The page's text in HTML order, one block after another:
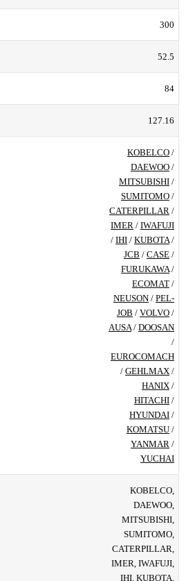
300
52.5
84
127.16
KOBELCO /
DAEWOO /
MITSUBISHI /
SUMITOMO /
CATERPILLAR /
IMER / IWAFUJI
/ IHI / KUBOTA/
JCB / CASE /
FURUKAWA/
ECOMAT /
NEUSON / PEL-
JOB / VOLVO /
AUSA/ DOOSAN
/
EUROCOMACH
/ GEHLMAX /
HANIX /
HITACHI /
HYUNDAI /
KOMATSU /
YANMAR /
YUCHAI
KOBELCO,
DAEWOO,
MITSUBISHI,
SUMITOMO,
CATERPILLAR,
IMER, IWAFUJI,
IHI, KUBOTA,